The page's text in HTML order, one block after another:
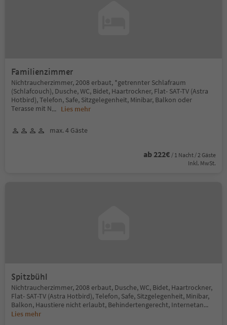
Familienzimmer
Nichtraucherzimmer, 2008 erbaut, *getrennter Schlafraum
(Schlafcouch), Dusche, WC, Bidet, Haartrockner, Flat- SAT-TV (Astra
Hotbird), Telefon, Safe, Sitzgelegenheit, Minibar, Balkon oder
Terasse mit N... Lies mehr
max. 4 Gäste
ab 222€ / 1 Nacht / 2 Gäste
Inkl. MwSt.
Spitzbühl
Nichtraucherzimmer, 2008 erbaut, Dusche, WC, Bidet, Haartrockner,
Flat- SAT-TV (Astra Hotbird), Telefon, Safe, Sitzgelegenheit, Minibar,
Balkon, Haustiere nicht erlaubt, Behindertengerecht, Internetan...
Lies mehr